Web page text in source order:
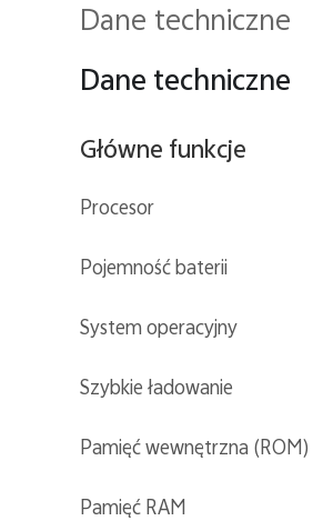
Dane techniczne
Dane techniczne
Główne funkcje
Procesor
Pojemność baterii
System operacyjny
Szybkie ładowanie
Pamięć wewnętrzna (ROM)
Pamięć RAM